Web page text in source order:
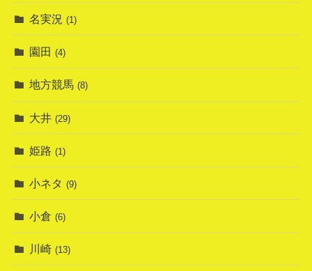
名実況 (1)
園田 (4)
地方競馬 (8)
大井 (29)
姫路 (1)
小ネタ (9)
小倉 (6)
川崎 (13)